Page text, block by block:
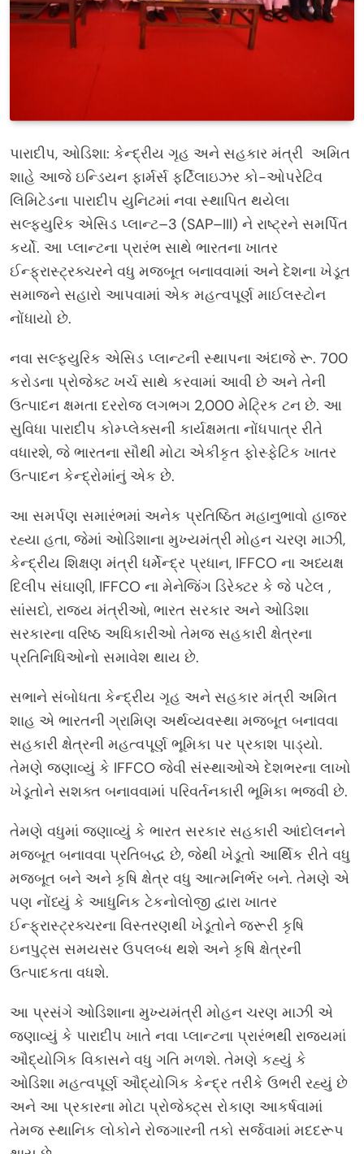
પારાદીપ, ઓડિશા: કેન્દ્રીય ગૃહ અને સહકાર મંત્રી અમિત
શાહે આજે ઇન્ડિયન ફાર્મર્સ ફર્ટિલાઇઝર કો-ઓપરેટિવ
લિમિટેડના પારાદીપ યુનિટમાં નવા સ્થાપિત થયેલા
સલ્ફ્યુરિક એસિડ પ્લાન્ટ–3 (SAP–III) ને રાષ્ટ્રને સમર્પિત
કર્યો. આ પ્લાન્ટના પ્રારંભ સાથે ભારતના ખાતર
ઈન્ફ્રાસ્ટ્રક્ચરને વધુ મજબૂત બનાવવામાં અને દેશના ખેડૂત
સમાજને સહારો આપવામાં એક મહત્વપૂર્ણ માઈલસ્ટોન
નોંધાયો છે.
નવા સલ્ફ્યુરિક એસિડ પ્લાન્ટની સ્થાપના અંદાજે રૂ. 700
કરોડના પ્રોજેક્ટ ખર્ચ સાથે કરવામાં આવી છે અને તેની
ઉત્પાદન ક્ષમતા દરરોજ લગભગ 2,000 મેટ્રિક ટન છે. આ
સુવિધા પારાદીપ કોમ્પ્લેક્સની કાર્યક્ષમતા નોંધપાત્ર રીતે
વધારશે, જે ભારતના સૌથી મોટા એકીકૃત ફોસ્ફેટિક ખાતર
ઉત્પાદન કેન્દ્રોમાંનું એક છે.
આ સમર્પણ સમારંભમાં અનેક પ્રતિષ્ઠિત મહાનુભાવો હાજર
રહ્યા હતા, જેમાં ઓડિશાના મુખ્યમંત્રી મોહન ચરણ માઝી,
કેન્દ્રીય શિક્ષણ મંત્રી ધર્મેન્દ્ર પ્રધાન, IFFCO ના અધ્યક્ષ
દિલીપ સંઘાણી, IFFCO ના મેનેજિંગ ડિરેક્ટર કે જે પટેલ ,
સાંસદો, રાજ્ય મંત્રીઓ, ભારત સરકાર અને ઓડિશા
સરકારના વરિષ્ઠ અધિકારીઓ તેમજ સહકારી ક્ષેત્રના
પ્રતિનિધિઓનો સમાવેશ થાય છે.
સભાને સંબોધતા કેન્દ્રીય ગૃહ અને સહકાર મંત્રી અમિત
શાહ એ ભારતની ગ્રામિણ અર્થવ્યવસ્થા મજબૂત બનાવવા
સહકારી ક્ષેત્રની મહત્વપૂર્ણ ભૂમિકા પર પ્રકાશ પાડ્યો.
તેમણે જણાવ્યું કે IFFCO જેવી સંસ્થાઓએ દેશભરના લાખો
ખેડૂતોને સશક્ત બનાવવામાં પરિવર્તનકારી ભૂમિકા ભજવી છે.
તેમણે વધુમાં જણાવ્યું કે ભારત સરકાર સહકારી આંદોલનને
મજબૂત બનાવવા પ્રતિબદ્ધ છે, જેથી ખેડૂતો આર્થિક રીતે વધુ
મજબૂત બને અને કૃષિ ક્ષેત્ર વધુ આત્મનિર્ભર બને. તેમણે એ
પણ નોંધ્યું કે આધુનિક ટેકનોલોજી દ્વારા ખાતર
ઈન્ફ્રાસ્ટ્રક્ચરના વિસ્તરણથી ખેડૂતોને જરૂરી કૃષિ
ઇનપુટ્સ સમયસર ઉપલબ્ધ થશે અને કૃષિ ક્ષેત્રની
ઉત્પાદકતા વધશે.
આ પ્રસંગે ઓડિશાના મુખ્યમંત્રી મોહન ચરણ માઝી એ
જણાવ્યું કે પારાદીપ ખાતે નવા પ્લાન્ટના પ્રારંભથી રાજ્યમાં
ઔદ્યોગિક વિકાસને વધુ ગતિ મળશે. તેમણે કહ્યું કે
ઓડિશા મહત્વપૂર્ણ ઔદ્યોગિક કેન્દ્ર તરીકે ઉભરી રહ્યું છે
અને આ પ્રકારના મોટા પ્રોજેક્ટ્સ રોકાણ આકર્ષવામાં
તેમજ સ્થાનિક લોકોને રોજગારની તકો સર્જવામાં મદદરૂપ